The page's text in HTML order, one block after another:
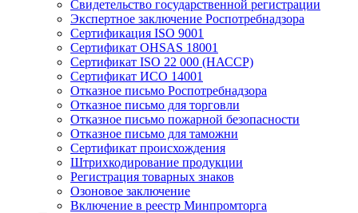
Свидетельство государственной регистрации
Экспертное заключение Роспотребнадзора
Сертификация ISO 9001
Сертификат OHSAS 18001
Сертификат ISO 22 000 (НАССР)
Сертификат ИСО 14001
Отказное письмо Роспотребнадзора
Отказное письмо для торговли
Отказное письмо пожарной безопасности
Отказное письмо для таможни
Сертификат происхождения
Штрихкодирование продукции
Регистрация товарных знаков
Озоновое заключение
Включение в реестр Минпромторга